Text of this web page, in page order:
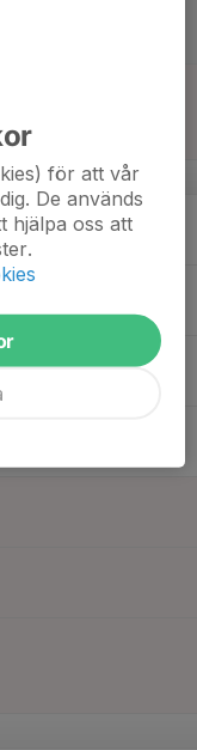
FF
för att vår
De används
hjälpa oss att